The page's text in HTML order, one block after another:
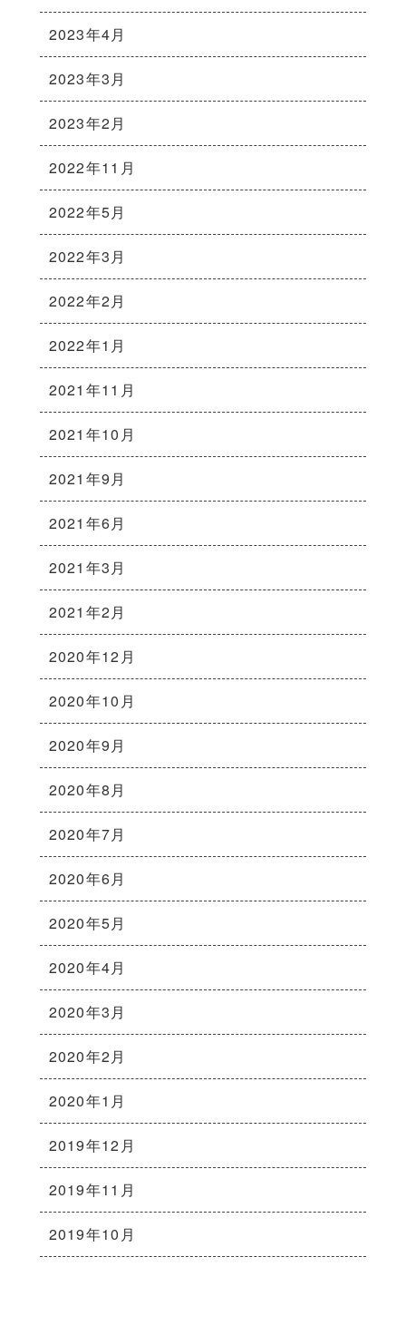
2023年4月
2023年3月
2023年2月
2022年11月
2022年5月
2022年3月
2022年2月
2022年1月
2021年11月
2021年10月
2021年9月
2021年6月
2021年3月
2021年2月
2020年12月
2020年10月
2020年9月
2020年8月
2020年7月
2020年6月
2020年5月
2020年4月
2020年3月
2020年2月
2020年1月
2019年12月
2019年11月
2019年10月